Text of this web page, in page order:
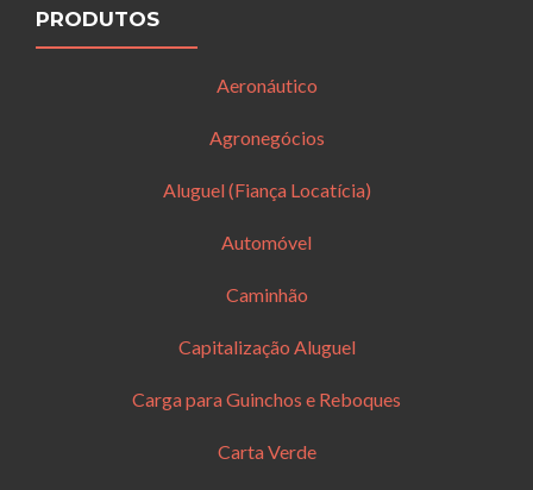
PRODUTOS
Aeronáutico
Agronegócios
Aluguel (Fiança Locatícia)
Automóvel
Caminhão
Capitalização Aluguel
Carga para Guinchos e Reboques
Carta Verde